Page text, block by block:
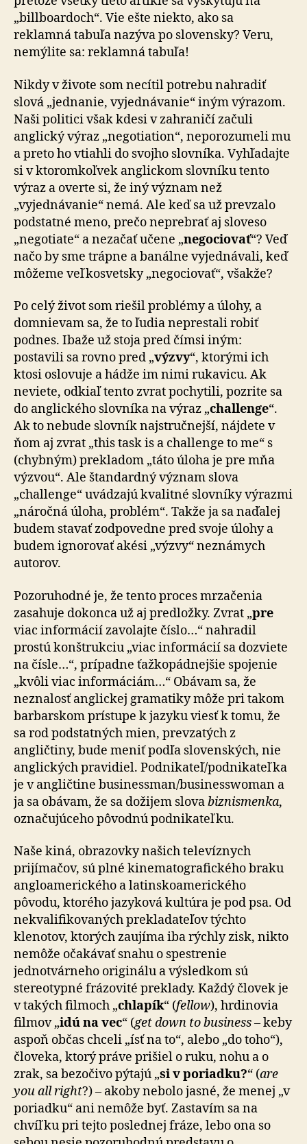
„billboardoch“. Vie ešte niekto, ako sa
reklamná tabuľa nazýva po slovensky? Veru,
nemýlite sa: reklamná tabuľa!
Nikdy v živote som necítil potrebu nahradiť
slová „jednanie, vyjednávanie“ iným výrazom.
Naši politici však kdesi v zahraničí začuli
anglický výraz „negotiation“, neporozumeli mu
a preto ho vtiahli do svojho slovníka. Vyhľadajte
si v ktoromkoľvek anglickom slovníku tento
výraz a overte si, že iný význam než
„vyjednávanie“ nemá. Ale keď sa už prevzalo
podstatné meno, prečo neprebrať aj sloveso
„negotiate“ a nezačať učene „negociovať“? Veď
načo by sme trápne a banálne vyjednávali, keď
môžeme veľkosvetsky „negociovať“, všakže?
Po celý život som riešil problémy a úlohy, a
domnievam sa, že to ľudia neprestali robiť
podnes. Ibaže už stoja pred čímsi iným:
postavili sa rovno pred „výzvy“, ktorými ich
ktosi oslovuje a hádže im nimi rukavicu. Ak
neviete, odkiaľ tento zvrat pochytili, pozrite sa
do anglického slovníka na výraz „challenge“.
Ak to nebude slovník najstručnejší, nájdete v
ňom aj zvrat „this task is a challenge to me“ s
(chybným) prekladom „táto úloha je pre mňa
výzvou“. Ale štandardný význam slova
„challenge“ uvádzajú kvalitné slovníky výrazmi
„náročná úloha, problém“. Takže ja sa naďalej
budem stavať zodpovedne pred svoje úlohy a
budem ignorovať akési „výzvy“ neznámych
autorov.
Pozoruhodné je, že tento proces mrzačenia
zasahuje dokonca už aj predložky. Zvrat „pre
viac informácií zavolajte číslo…“ nahradil
prostú konštrukciu „viac informácií sa dozviete
na čísle…“, prípadne ťažkopádnejšie spojenie
„kvôli viac informáciám…“ Obávam sa, že
neznalosť anglickej gramatiky môže pri takom
barbarskom prístupe k jazyku viesť k tomu, že
sa rod podstatných mien, prevzatých z
angličtiny, bude meniť podľa slovenských, nie
anglických pravidiel. Podnikateľ/podnikateľka
je v angličtine businessman/businesswoman a
ja sa obávam, že sa dožijem slovabiznismenka,
označujúceho pôvodnú podnikateľku.
Naše kiná, obrazovky našich televíznych
prijímačov, sú plné kinematografického braku
angloamerického a latinskoamerického
pôvodu, ktorého jazyková kultúra je pod psa. Od
nekvalifikovaných prekladateľov týchto
klenotov, ktorých zaujíma iba rýchly zisk, nikto
nemôže očakávať snahu o spestrenie
jednotvárneho originálu a výsledkom sú
stereotypné frázovité preklady. Každý človek je
v takých filmoch „chlapík“ (fellow), hrdinovia
filmov „idú na vec“ (get down to business– keby
aspoň občas chceli „ísť na to“, alebo „do toho“),
človeka, ktorý práve prišiel o ruku, nohu a o
zrak, sa bezočivo pýtajú „si v poriadku?“ (are
you all right?) – akoby nebolo jasné, že menej „v
poriadku“ ani nemôže byť. Zastavím sa na
chvíľku pri tejto poslednej fráze, lebo ona so